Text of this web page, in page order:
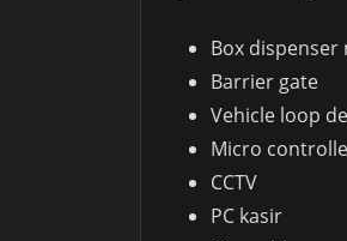
Box dispenser
Barrier gate
Vehicle loop
Micro
CCTV
PC kasir